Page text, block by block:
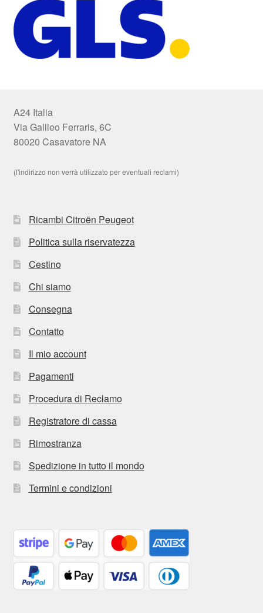
A24 Italia
Via Galileo Ferraris, 6C
80020 Casavatore NA
(l'indirizzo non verrà utilizzato per eventuali reclami)
Ricambi Citroën Peugeot
Politica sulla riservatezza
Cestino
Chi siamo
Consegna
Contatto
Il mio account
Pagamenti
Procedura di Reclamo
Registratore di cassa
Rimostranza
Spedizione in tutto il mondo
Termini e condizioni